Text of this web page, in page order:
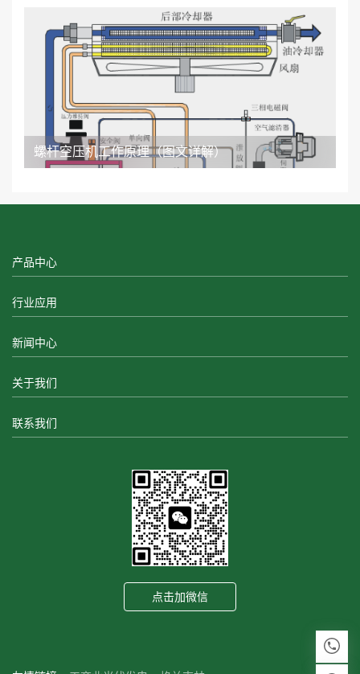
螺杆空压机工作原理（图文详解）
产品中心
行业应用
新闻中心
关于我们
联系我们
点击加微信